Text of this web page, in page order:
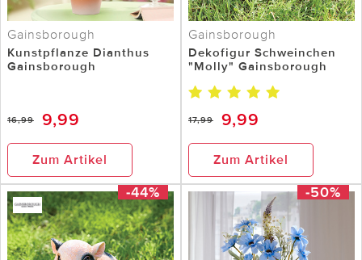
Gainsborough
Kunstpflanze Dianthus
Gainsborough
16,99 9,99
Zum Artikel
Gainsborough
Dekofigur Schweinchen
"Molly" Gainsborough
17,99 9,99
Zum Artikel
-44% -50%